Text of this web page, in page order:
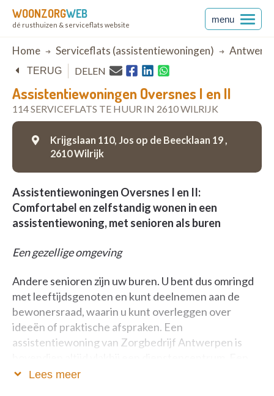
WOONZORGWEB
dé rusthuizen & serviceflats website
menu
Breadcrumb
Home Serviceflats (assistentiewoningen)
Assistentiewoningen Oversnes I en II
114 SERVICEFLATS TE HUUR IN 2610 WILRIJK
TERUG DELEN
Krijgslaan 110, Jos op de Beecklaan 19 ,
2610 Wilrijk
Assistentiewoningen Oversnes I en II:
Comfortabel en zelfstandig wonen in een
assistentiewoning, met senioren als buren
Een gezellige omgeving
Andere senioren zijn uw buren. U bent dus omringd
met leeftijdsgenoten en kunt deelnemen aan de
bewonersraad, waarin u kunt overleggen over
ideeën of praktische afspraken. Een
assistentiewoning van Zorgbedrijf Antwerpen is
plek waar u ‘s middags lekker en betaalbaar kunt
Lees meer